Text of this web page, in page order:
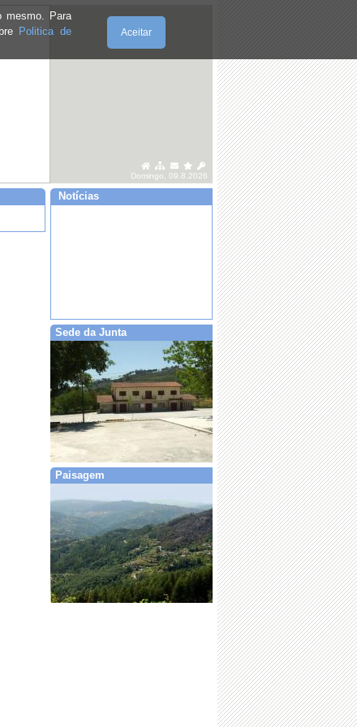
mesmo. Para
Politica de
Aceitar
Domingo, 09.8.2026
Notícias
Sede da Junta
Paisagem